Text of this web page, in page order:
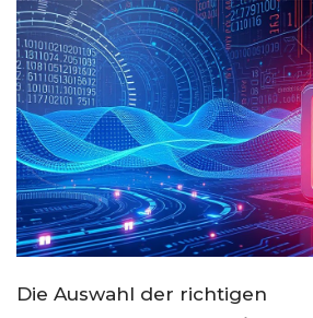
Die Auswahl der richtigen